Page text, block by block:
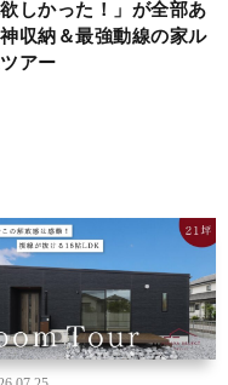
しかった！」が全部あ
収納＆最強動線の家ル
アー